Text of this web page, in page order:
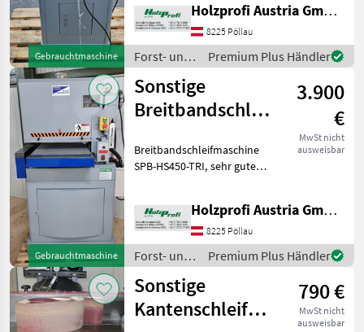
Gebrauchtmaschine
mm Tischbreite, 2260 mm
Bandlänge, 120
kgPreisänderungen
vorbeha
Holzprofi Austria GmbH, Zweigstelle Stmk.
8225 Pöllau
Forst- und
Holztechnik
/ Hans
Schreiner
Premium Plus Händler
Gebrauchtmaschine
Sonstige
Breitbandschleifmaschine
gebraucht
3.900
€
MwSt nicht
ausweisbar
Breitbandschleifmaschine
SPB-HS450-TRI, sehr guter
vorbehalten, Irrtümer,
Druck- und Satzfehler
vorbehalten Forst- und
Holztechnik Hob
Holzprofi Austria GmbH, Zweigstelle Stmk.
8225 Pöllau
Forst- und
Holztechnik
/ Sonstige
Premium Plus Händler
Sonstige
Kantenschleifmaschine
790 €
MwSt nicht
ausweisbar